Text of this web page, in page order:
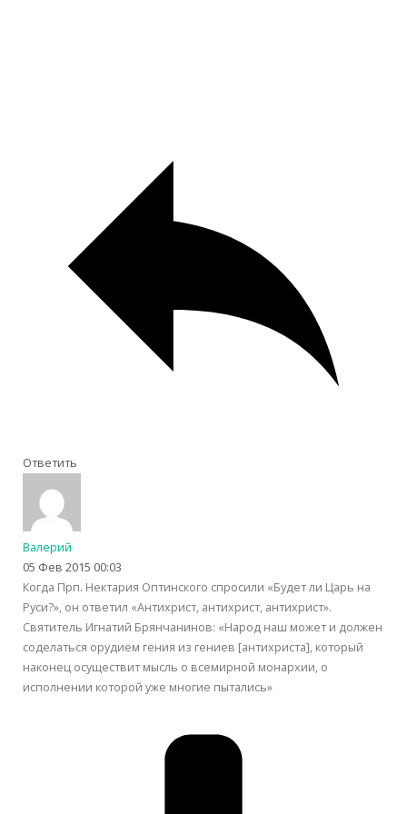
Ответить
Валерий
05 Фев 2015 00:03
Когда Прп. Нектария Оптинского спросили «Будет ли Царь на
Руси?», он ответил «Антихрист, антихрист, антихрист».
Святитель Игнатий Брянчанинов: «Народ наш может и должен
соделаться орудием гения из гениев [антихриста], который
наконец осуществит мысль о всемирной монархии, о
исполнении которой уже многие пытались»